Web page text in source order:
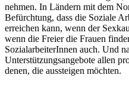
nehmen. In Ländern mit dem
Befürchtung, dass die Soziale
erreichen kann, wenn der
wenn die Freier die Frauen
SozialarbeiterInnen auch. Und
Unterstützungsangebote allen
denen, die aussteigen möchten.